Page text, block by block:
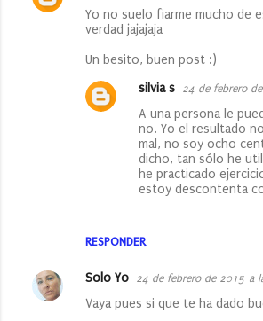
Yo no suelo fiarme mucho de
verdad jajajaja
Un besito, buen post :)
RESPONDER
silvia s 24 de febrero
A una persona le
no. Yo el resultado
mal, no soy ocho
dicho, tan sólo he
he practicado
estoy descontenta
Solo Yo 24 de febrero de 2015 a
Vaya pues si que te ha dado